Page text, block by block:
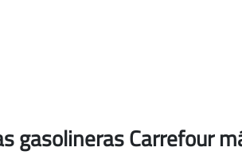
gasolineras Carrefour